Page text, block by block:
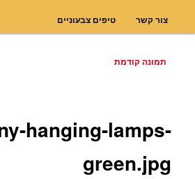
צור קשר טיפים צבעוניים
ניווט
תמונה קודמת
hanging-lamps-
green.jpg